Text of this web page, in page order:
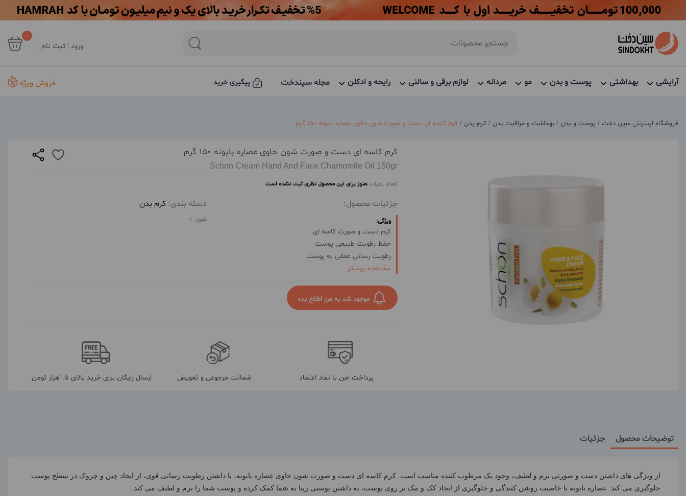
ورود | ثبت نام
0
آرایشی بهداشتی پوست و بدن مو مردانه لوازم برقی و سالنی رایحه و ادکلن مجله سیندخت پیگیری خرید فروش ویژه
فروشگاه اینترنتی سین دخت / پوست و بدن / بهداشت و مراقبت بدن / کرم بدن / کرم کاسه ای دست و صورت شون حاوی عصاره بابونه 150 گرم
کرم کاسه ای دست و صورت شون حاوی عصاره بابونه 150 گرم
Schon Cream Hand And Face Chamomile Oil 150gr
تعداد نظرات هنوز برای این محصول نظری ثبت نشده است
جزئیات محصول:
ویژگی:
کرم دست و صورت کاسه ای
حفظ رطوبت طبیعی پوست
رطوبت رسانی عمقی به پوست
مناسب انواع پوست
حاوی عصاره گیاه بابونه
ضد چین و چروک
مشاهده بیشتر
دسته بندی:کرم بدن
شون
موجود شد به من اطلاع بده
پرداخت امن با نماد اعتماد ضمانت مرجوعی و تعویض ارسال رایگان برای خرید بالای 1.5هزار تومن
توضیحات محصول جزئیات
از ویژگی های داشتن دست و صورتی نرم و لطیف، وجود یک مرطوب کننده مناسب است. کرم کاسه ای دست و صورت شون حاوی عصاره بابونه، با داشتن رطوبت رسانی قوی، از ایجاد چین و چروک در سطح پوست
جلوگیری می کند. عصاره بابونه با خاصیت روشن کنندگی و جلوگیری از ایجاد کک و مک بر روی پوست، به داشتن پوستی زیبا به شما کمک کرده و پوست شما را نرم و لطیف می کند.